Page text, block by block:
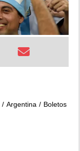
Argentina
Boletos